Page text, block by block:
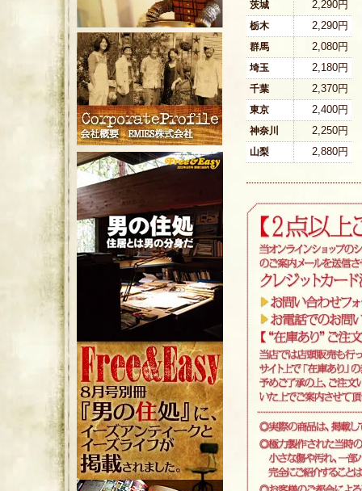
茨城
2,290円
栃木 2,290円
群馬 2,080円
埼玉 2,180円
千葉 2,370円
東京 2,400円
神奈川 2,250円
山梨 2,880円